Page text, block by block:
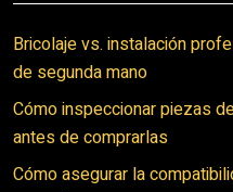
Bricolaje vs. instalación
de segunda mano
Cómo inspeccionar piezas
antes de comprarlas
Cómo asegurar la